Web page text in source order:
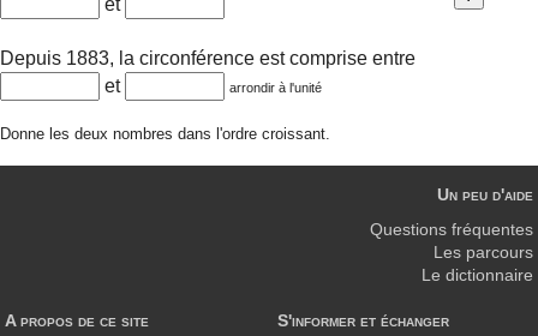
et
Depuis 1883, la circonférence est comprise entre
et
arrondir à l'unité
Donne les deux nombres dans l'ordre croissant.
A propos de ce site S'informer et échanger
Un peu d'aide
Questions fréquentes
Les parcours
Le dictionnaire